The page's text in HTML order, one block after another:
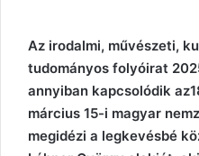
Az irodalmi, művészeti,
tudományos folyóirat
annyiban kapcsolódik
március 15-i magyar
megidézi a legkevésbé